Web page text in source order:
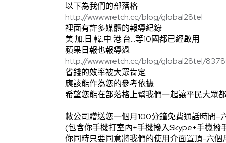
以下為我們的部落格
http://www.wretch.cc/blog/global28tel
裡面有許多媒體的報導紀錄
美.加.日.韓.中.港.台…等10國都已經啟用
蘋果日報也報導過
http://www.wretch.cc/blog/global28tel/
省錢的效率被大眾肯定
應該能作為您的參考依據
希望您能在部落格上幫我們一起讓平民大眾
敝公司贈送您一個月100分鐘免費通話時間–
(包含你手機打室內+手機撥入Skype+手機撥
你同時只要同意將我們的使用介面置頂-六個